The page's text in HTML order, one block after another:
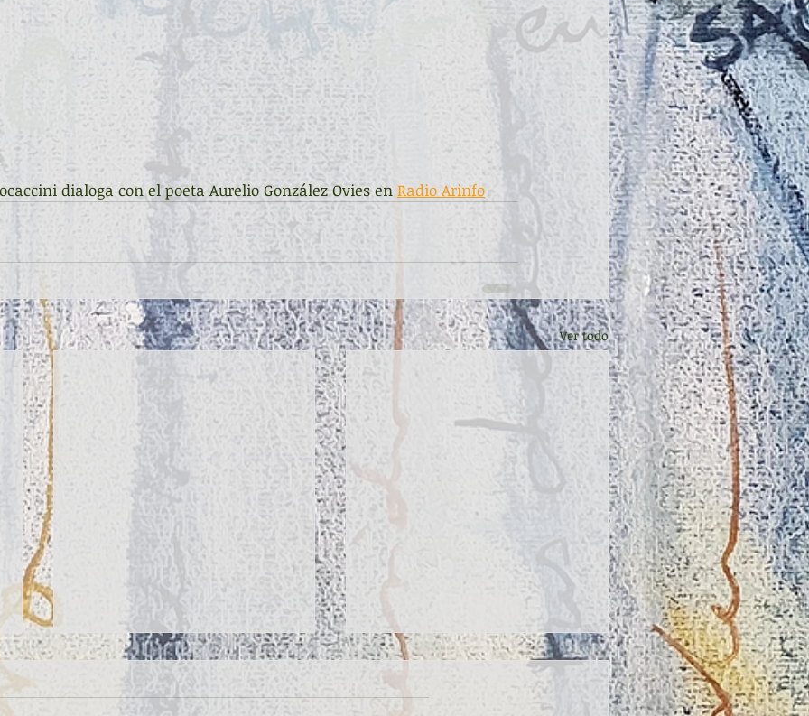
dialoga con el poeta Aurelio González Ovies en Radio Arinfo
Ver todo